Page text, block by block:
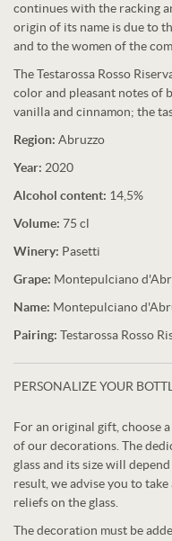
continues with the racking
origin of its name is due to
and to the women of the
The Testarossa Rosso
color and pleasant notes of
vanilla and cinnamon; the
Region: Abruzzo
Year: 2020
Alcohol content: 14,5%
Volume: 75 cl
Winery: Pasetti
Grape: Montepulciano
Name: Montepulciano
Pairing: Testarossa Rosso
PERSONALIZE YOUR
For an original gift, choose
of our decorations. The
glass and its size will
result, we advise you to
reliefs on the glass.
The decoration must be